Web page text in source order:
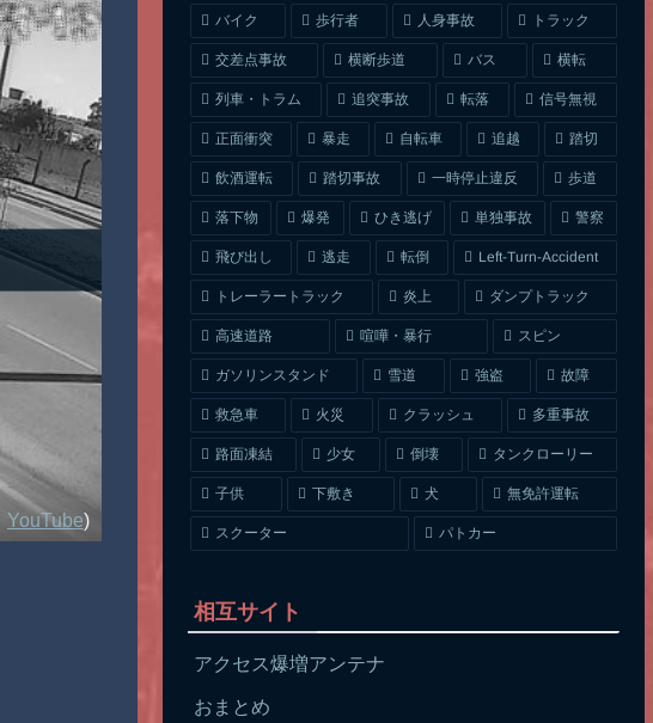
YouTube)
バイク 歩行者 人身事故 トラック
交差点事故 横断歩道 バス 横転
列車・トラム 追突事故 転落 信号無視
正面衝突 暴走 自転車 追越 踏切
飲酒運転 踏切事故 一時停止違反 歩道
落下物 爆発 ひき逃げ 単独事故 警察
飛び出し 逃走 転倒 Left-Turn-Accident
トレーラートラック 炎上 ダンプトラック
高速道路 喧嘩・暴行 スピン
ガソリンスタンド 雪道 強盗 故障
救急車 火災 クラッシュ 多重事故
路面凍結 少女 倒壊 タンクローリー
子供 下敷き 犬 無免許運転
スクーター パトカー
相互サイト
アクセス爆増アンテナ
おまとめ